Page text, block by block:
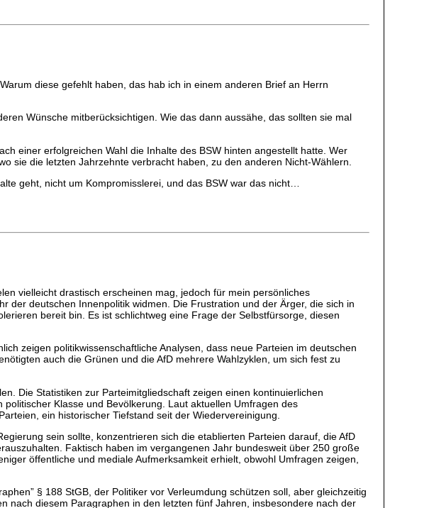
diese gefehlt haben, das hab ich in einem anderen Brief an Herrn
Wünsche mitberücksichtigen. Wie das dann aussähe, das sollten sie mal
einer erfolgreichen Wahl die Inhalte des BSW hinten angestellt hatte. Wer
sie die letzten Jahrzehnte verbracht haben, zu den anderen Nicht-Wählern.
geht, nicht um Kompromisslerei, und das BSW war das nicht…
vielleicht drastisch erscheinen mag, jedoch für mein persönliches
der deutschen Innenpolitik widmen. Die Frustration und der Ärger, die sich in
bereit bin. Es ist schlichtweg eine Frage der Selbstfürsorge, diesen
zeigen politikwissenschaftliche Analysen, dass neue Parteien im deutschen
auch die Grünen und die AfD mehrere Wahlzyklen, um sich fest zu
Die Statistiken zur Parteimitgliedschaft zeigen einen kontinuierlichen
Klasse und Bevölkerung. Laut aktuellen Umfragen des
ein historischer Tiefstand seit der Wiedervereinigung.
sein sollte, konzentrieren sich die etablierten Parteien darauf, die AfD
Faktisch haben im vergangenen Jahr bundesweit über 250 große
öffentliche und mediale Aufmerksamkeit erhielt, obwohl Umfragen zeigen,
§ 188 StGB, der Politiker vor Verleumdung schützen soll, aber gleichzeitig
nach diesem Paragraphen in den letzten fünf Jahren, insbesondere nach der